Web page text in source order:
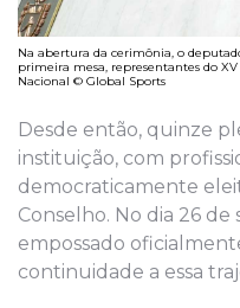
Na abertura da cerimônia, o
primeira mesa, representantes do
Nacional © Global Sports
Desde então, quinze
instituição, com
democraticamente
Conselho. No dia 26
empossado
continuidade a essa